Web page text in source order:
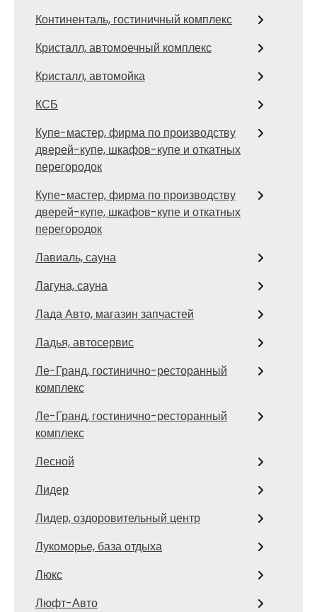
Континенталь, гостиничный комплекс
Кристалл, автомоечный комплекс
Кристалл, автомойка
КСБ
Купе-мастер, фирма по производству
дверей-купе, шкафов-купе и откатных
перегородок
Купе-мастер, фирма по производству
дверей-купе, шкафов-купе и откатных
перегородок
Лавиаль, сауна
Лагуна, сауна
Лада Авто, магазин запчастей
Ладья, автосервис
Ле-Гранд, гостинично-ресторанный
комплекс
Ле-Гранд, гостинично-ресторанный
комплекс
Лесной
Лидер
Лидер, оздоровительный центр
Лукоморье, база отдыха
Люкс
Люфт-Авто